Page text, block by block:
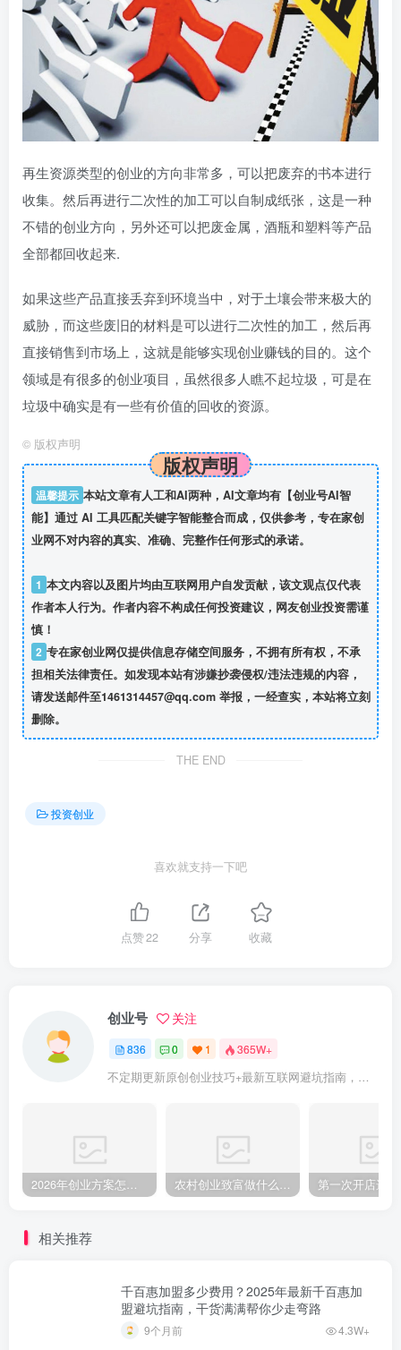
再生资源类型的创业的方向非常多，可以把废弃的书本进行
收集。然后再进行二次性的加工可以自制成纸张，这是一种
不错的创业方向，另外还可以把废金属，酒瓶和塑料等产品
全部都回收起来.
如果这些产品直接丢弃到环境当中，对于土壤会带来极大的
威胁，而这些废旧的材料是可以进行二次性的加工，然后再
直接销售到市场上，这就是能够实现创业赚钱的目的。这个
领域是有很多的创业项目，虽然很多人瞧不起垃圾，可是在
垃圾中确实是有一些有价值的回收的资源。
© 版权声明
版权声明
温馨提示 本站文章有人工和AI两种，AI文章均有【创业号AI智
能】通过 AI 工具匹配关键字智能整合而成，仅供参考，专在家创
业网不对内容的真实、准确、完整作任何形式的承诺。
1 本文内容以及图片均由互联网用户自发贡献，该文观点仅代表
作者本人行为。作者内容不构成任何投资建议，网友创业投资需谨
慎！
2 专在家创业网仅提供信息存储空间服务，不拥有所有权，不承
担相关法律责任。如发现本站有涉嫌抄袭侵权/违法违规的内容，
请发送邮件至1461314457@qq.com 举报，一经查实，本站将立刻
删除。
THE END
投资创业
喜欢就支持一下吧
点赞22 分享 收藏
创业号 关注
836 0 1 365W+
不定期更新原创创业技巧+最新互联网避坑指南，助力企业或者个人快速成功创业
2026年创业方案怎么做？从零起步的完整规划步骤 农村创业致富做什么好?2025年农村致富项目（亲身体验）分享真实可行的初期创业路子
相关推荐
千百惠加盟多少费用？2025年最新千百惠加
盟避坑指南，干货满满帮你少走弯路
9个月前 4.3W+